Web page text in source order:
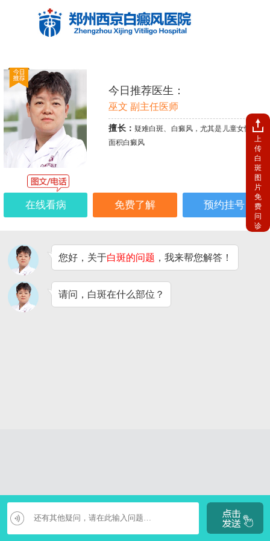
今日推荐医生：
巫文 副主任医师
擅长： 疑难白斑、白癜风，尤其是儿童女性、大
面积白癜风
在线看病 免费了解 预约挂号
您好，关于白斑的问题 ，我来帮您解答！
请问，白斑在什么部位？
上
传
白
斑
图
片
免
费
问
诊